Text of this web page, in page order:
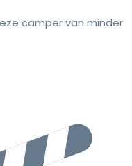
camper van minder